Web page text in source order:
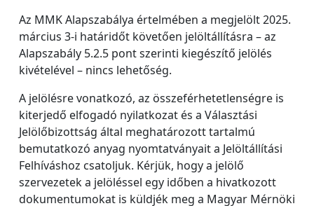
Az MMK Alapszabálya értelmében a megjelölt 2025.
március 3-i határidőt követően jelöltállításra – az
Alapszabály 5.2.5 pont szerinti kiegészítő jelölés
kivételével – nincs lehetőség.
A jelölésre vonatkozó, az összeférhetetlenségre is
kiterjedő elfogadó nyilatkozat és a Választási
Jelölőbizottság által meghatározott tartalmú
bemutatkozó anyag nyomtatványait a Jelöltállítási
Felhíváshoz csatoljuk. Kérjük, hogy a jelölő
szervezetek a jelöléssel egy időben a hivatkozott
dokumentumokat is küldjék meg a Magyar Mérnöki